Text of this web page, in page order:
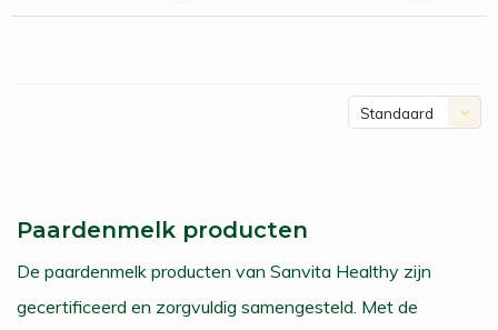
Standaard
Paardenmelk producten
​De paardenmelk producten van Sanvita Healthy zijn
gecertificeerd en zorgvuldig samengesteld. Met de